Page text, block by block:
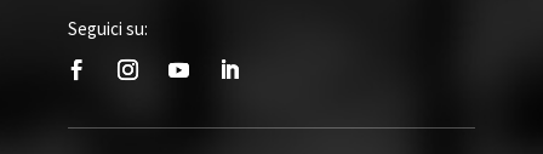
Seguici su: